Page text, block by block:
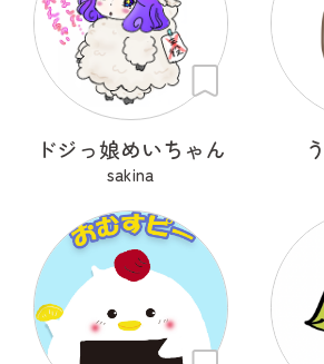
ドジっ娘めいちゃん
sakina